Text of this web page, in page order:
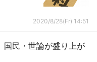
2020/8/28(Fr) 14:51
国民・世論が盛り上が